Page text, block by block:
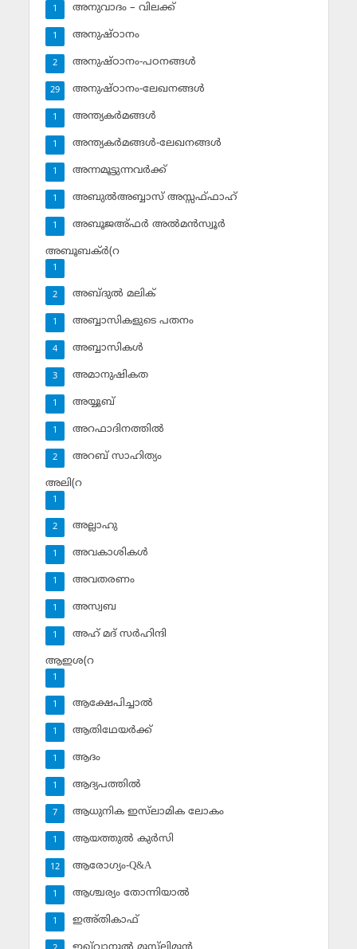
അനുവാദം – വിലക്ക്‌
1
അനുഷ്ഠാനം
1
അനുഷ്ഠാനം-പഠനങ്ങള്‍
2
അനുഷ്ഠാനം-ലേഖനങ്ങള്‍
29
അന്ത്യകര്‍മങ്ങള്‍
1
അന്ത്യകര്‍മങ്ങള്‍-ലേഖനങ്ങള്‍
1
അന്നമൂട്ടുന്നവര്‍ക്ക്
1
അബുല്‍അബ്ബാസ് അസ്സഫ്ഫാഹ്‌
1
അബൂജഅ്ഫര്‍ അല്‍മന്‍സ്വൂര്‍
1
അബൂബക്ര്‍(റ
1
അബ്ദുല്‍ മലിക്‌
2
അബ്ബാസികളുടെ പതനം
1
അബ്ബാസികള്‍
4
അമാനുഷികത
3
അയ്യൂബ്‌
1
അറഫാദിനത്തില്‍
1
അറബ് സാഹിത്യം
2
അലി(റ
1
അല്ലാഹു
2
അവകാശികള്‍
1
അവതരണം
1
അസ്വബ
1
അഹ് മദ് സര്‍ഹിന്ദി
1
ആഇശ(റ
1
ആക്ഷേപിച്ചാല്‍
1
ആതിഥേയര്‍ക്ക്
1
ആദം
1
ആദ്യപത്തില്‍
1
ആധുനിക ഇസ്‌ലാമിക ലോകം
7
ആയത്തുല്‍ കുര്‍സി
1
ആരോഗ്യം-Q&A
12
ആശ്ചര്യം തോന്നിയാല്‍
1
ഇഅ്തികാഫ്‌
1